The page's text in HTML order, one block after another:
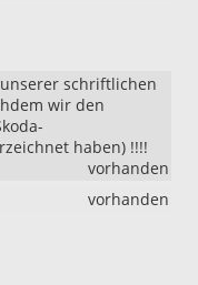
unserer schriftlichen
wir den
haben) !!!!
vorhanden
vorhanden